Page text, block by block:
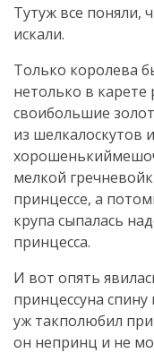
Тутуж все поняли,
искали.
Только королева
нетолько в карете
своибольшие
из шелкалоскутов
мелкой
принцессе, а
крупа сыпалась
принцесса.
И вот опять
принцессуна
уж такполюбил
он непринц и не